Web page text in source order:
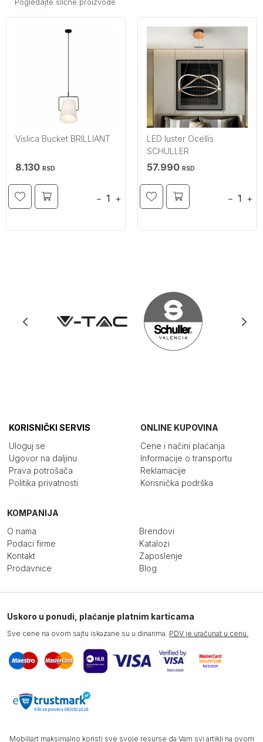
Vislica Bucket BRILLIANT
8.130 RSD
− +
LED luster Ocellis
SCHULLER
57.990 RSD
− +
KORISNIČKI SERVIS
Uloguj se
Ugovor na daljinu
Prava potrošača
Politika privatnosti
ONLINE KUPOVINA
Cene i načini plaćanja
Informacije o transportu
Reklamacije
Korisnička podrška
KOMPANIJA
O nama
Podaci firme
Kontakt
Prodavnice
Brendovi
Katalozi
Zaposlenje
Blog
Uskoro u ponudi, plaćanje platnim karticama
Sve cene na ovom sajtu iskazane su u dinarima. PDV je uračunat u cenu.
Mobiliart maksimalno koristi sve svoje resurse da Vam svi artikli na ovom